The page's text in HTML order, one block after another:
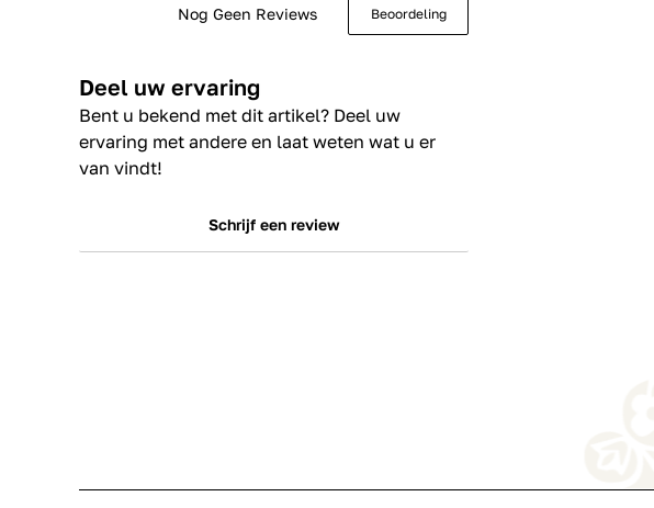
Nog Geen Reviews Beoordeling
Deel uw ervaring
Bent u bekend met dit artikel? Deel uw
ervaring met andere en laat weten wat u er
van vindt!
Schrijf een review